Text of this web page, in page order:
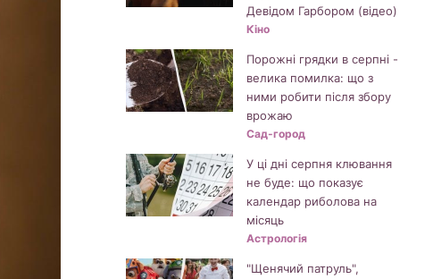
Девідом Гарбором (відео)
Кіно
Порожні грядки в серпні -
велика помилка: що з
ними робити після збору
врожаю
Сад-город
У ці дні серпня клювання
не буде: що показує
календар риболова на
місяць
Астрологія
"Щенячий патруль",